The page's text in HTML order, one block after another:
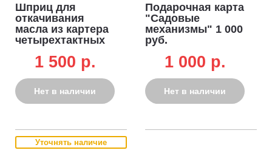
Шприц для
откачивания
масла из картера
четырехтактных
1 500 p.
Нет в наличии
Подарочная карта
"Садовые
механизмы" 1 000
руб.
1 000 p.
Нет в наличии
Уточнять наличие